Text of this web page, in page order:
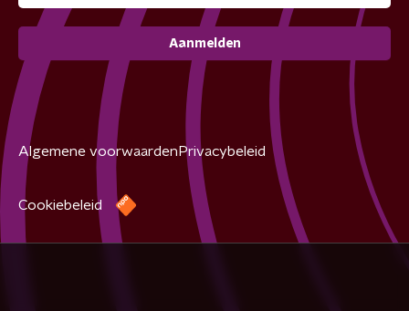
Aanmelden
Algemene voorwaarden Privacybeleid
Cookiebeleid